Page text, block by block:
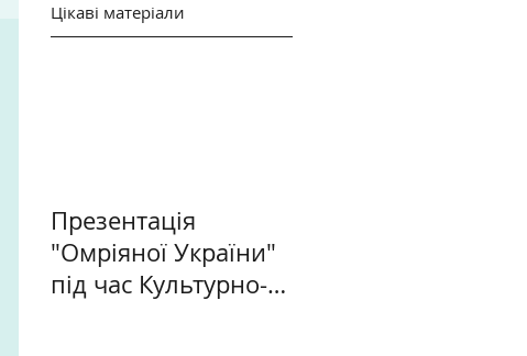
Цікаві матеріали
Презентація
"Омріяної України"
під час Культурно-